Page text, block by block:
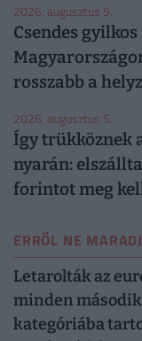
2026. augusztus 5.
Csendes
rosszabb a
2026. augusztus 5.
Így trükköznek
nyarán:
forintot meg
ERRŐL NE
Letarolták az
minden
kategóriába